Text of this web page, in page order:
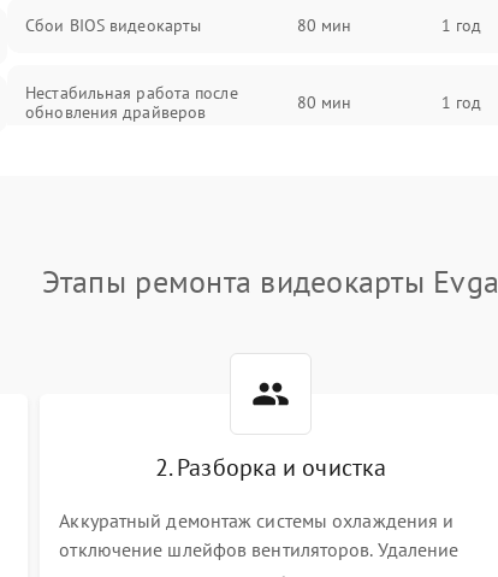
Сбои BIOS видеокарты 80 мин 1 год
Нестабильная работа после
обновления драйверов
80 мин 1 год
Этапы ремонта видеокарты Evga
2. Разборка и очистка
Аккуратный демонтаж системы охлаждения и
отключение шлейфов вентиляторов. Удаление